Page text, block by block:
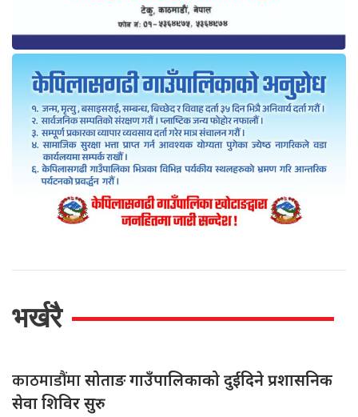
भर्खरै
काठमाडौंमासोताङ गाउँपालिकाको दुईदिने प्रशासनिक
सेवा शिविर सुरु